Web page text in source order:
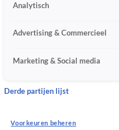
Analytisch
Advertising & Commercieel
Marketing & Social media
Derde partijen lijst
Voorkeuren beheren